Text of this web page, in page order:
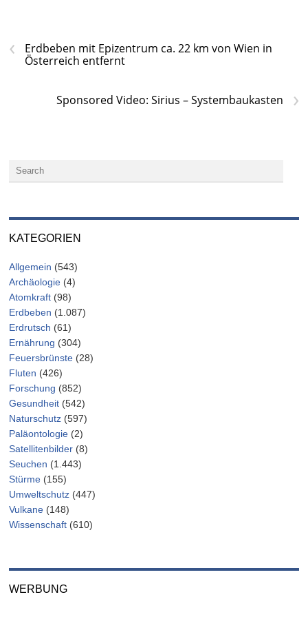
‹
Erdbeben mit Epizentrum ca. 22 km von Wien in
Österreich entfernt
›
Sponsored Video: Sirius – Systembaukasten
KATEGORIEN
Allgemein (543)
Archäologie (4)
Atomkraft (98)
Erdbeben (1.087)
Erdrutsch (61)
Ernährung (304)
Feuersbrünste (28)
Fluten (426)
Forschung (852)
Gesundheit (542)
Naturschutz (597)
Paläontologie (2)
Satellitenbilder (8)
Seuchen (1.443)
Stürme (155)
Umweltschutz (447)
Vulkane (148)
Wissenschaft (610)
WERBUNG